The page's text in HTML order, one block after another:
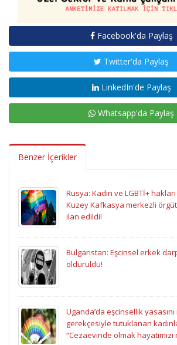
Facebook'da Paylaş
Twitter'da Paylaş
LinkedIn'de Paylaş
Whatsapp'da Paylaş
Benzer İçerikler
Rusya: Kadın ve LGBTİ+
Kuzey Kafkasya merkezli örgüt,
ilan edildi!
Bulgaristan: Eşcinsel erkek
öldürüldü!
Uganda’da eşcinsellik
gerekçesiyle tutuklanan
“Cezaevinde olmak